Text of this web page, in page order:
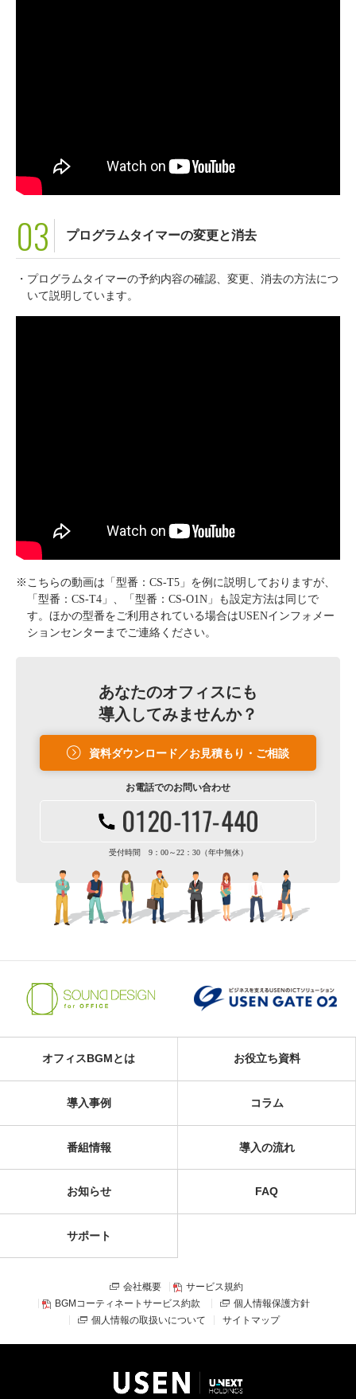
03 プログラムタイマーの変更と消去
・プログラムタイマーの予約内容の確認、変更、消去の方法につ
いて説明しています。
※こちらの動画は「型番：CS-T5」を例に説明しておりますが、
「型番：CS-T4」、「型番：CS-O1N」も設定方法は同じで
す。ほかの型番をご利用されている場合はUSENインフォメー
ションセンターまでご連絡ください。
あなたのオフィスにも
導入してみませんか？
資料ダウンロード／お見積もり・ご相談
お電話でのお問い合わせ
受付時間 9：00～22：30（年中無休）
オフィスBGMとは お役立ち資料
導入事例 コラム
番組情報 導入の流れ
お知らせ FAQ
サポート
会社概要
サービス規約
BGMコーティネートサービス約款
個人情報保護方針
個人情報の取扱いについて
サイトマップ